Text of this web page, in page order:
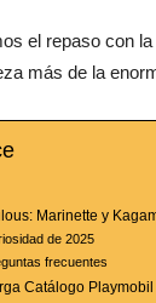
el repaso con la
más de la
Marinette y
de 2025
frecuentes
Catálogo